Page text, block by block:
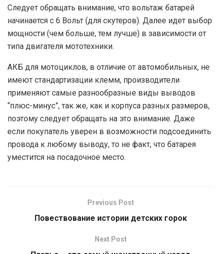
Следует обращать внимание, что вольтаж батарей
начинается с 6 Вольт (для скутеров). Далее идет выбор
мощности (чем больше, тем лучше) в зависимости от
типа двигателя мототехники.
АКБ для мотоциклов, в отличие от автомобильных, не
имеют стандартизации клемм, производители
применяют самые разнообразные виды выводов
“плюс-минус”, так же, как и корпуса разных размеров,
поэтому следует обращать на это внимание. Даже
если покупатель уверен в возможности подсоединить
провода к любому выводу, то не факт, что батарея
уместится на посадочное место.
Previous Post
Повествование истории детских горок
Next Post